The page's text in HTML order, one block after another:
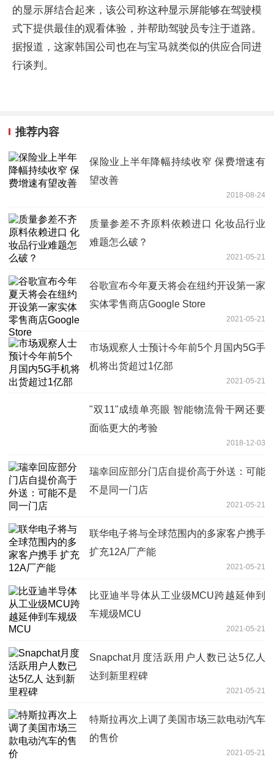
的显示屏结合起来，该公司称这种显示屏能够在驾驶模
式下提供最佳的观看体验，并帮助驾驶员专注于道路。
据报道，这家韩国公司也在与宝马就类似的供应合同进
行谈判。
推荐内容
保险业上半年降幅持续收窄 保费增速有
望改善
2018-08-24
质量参差不齐原料依赖进口 化妆品行业
难题怎么破？
2021-05-21
谷歌宣布今年夏天将会在纽约开设第一家
实体零售商店Google Store
2021-05-21
市场观察人士预计今年前5个月国内5G手
机将出货超过1亿部
2021-05-21
"双11"成绩单亮眼 智能物流骨干网还要
面临更大的考验
2018-12-03
瑞幸回应部分门店自提价高于外送：可能
不是同一门店
2021-05-21
联华电子将与全球范围内的多家客户携手
扩充12A厂产能
2021-05-21
比亚迪半导体从工业级MCU跨越延伸到
车规级MCU
2021-05-21
Snapchat月度活跃用户人数已达5亿人
达到新里程碑
2021-05-21
特斯拉再次上调了美国市场三款电动汽车
的售价
2021-05-21